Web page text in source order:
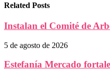
Related Posts
Instalan el Comité de
5 de agosto de 2026
Estefanía Mercado